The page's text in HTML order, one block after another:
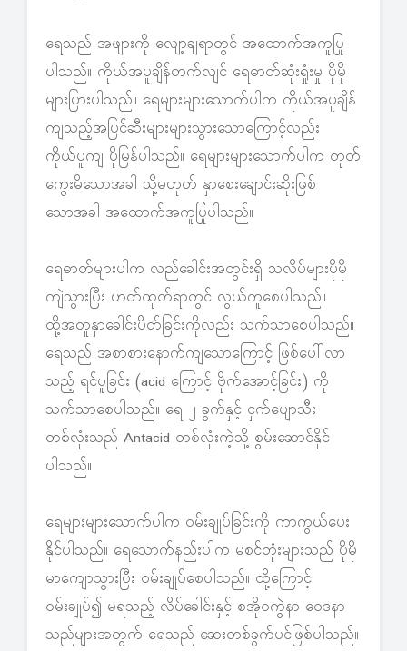
ရေသည် အဖျားကို လျော့ချရာတွင် အထောက်အကူပြု
ပါသည်။ ကိုယ်အပူချိန်တက်လျင် ရေဓာတ်ဆုံးရှုံးမှု ပိုမို
များပြားပါသည်။ ရေများများသောက်ပါက ကိုယ်အပူချိန်
ကျသည့်အပြင်ဆီးများများသွားသောကြောင့်လည်း
ကိုယ်ပူကျ ပိုမြန်ပါသည်။ ရေများများသောက်ပါက တုတ်
ကွေးမိသောအခါ သို့မဟုတ် နှာစေးချောင်းဆိုးဖြစ်
သောအခါ အထောက်အကူပြုပါသည်။
ရေဓာတ်များပါက လည်ခေါင်းအတွင်းရှိ သလိပ်များပိုမို
ကျဲသွားပြီး ဟတ်ထုတ်ရာတွင် လွယ်ကူစေပါသည်။
ထို့အတူနှာခေါင်းပိတ်ခြင်းကိုလည်း သက်သာစေပါသည်။
ရေသည် အစာစားနောက်ကျသောကြောင့် ဖြစ်ပေါ်လာ
သည့် ရင်ပူခြင်း (acid ကြောင့် ဗိုက်အောင့်ခြင်း) ကို
သက်သာစေပါသည်။ ရေ ၂ ခွက်နှင့် ငှက်ပျောသီး
တစ်လုံးသည် Antacid တစ်လုံးကဲ့သို့ စွမ်းဆောင်နိုင်
ပါသည်။
ရေများများသောက်ပါက ဝမ်းချုပ်ခြင်းကို ကာကွယ်ပေး
နိုင်ပါသည်။ ရေသောက်နည်းပါက မစင်တုံးများသည် ပိုမို
မာကျောသွားပြီး ဝမ်းချုပ်စေပါသည်။ ထို့ကြောင့်
ဝမ်းချုပ်၍ မရသည့် လိပ်ခေါင်းနှင့် စအိုဝကွဲနာ ဝေဒနာ
သည်များအတွက် ရေသည် ဆေးတစ်ခွက်ပင်ဖြစ်ပါသည်။